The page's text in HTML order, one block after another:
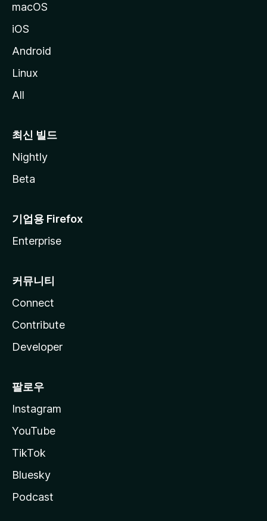
macOS
iOS
Android
Linux
All
최신 빌드
Nightly
Beta
기업용 Firefox
Enterprise
커뮤니티
Connect
Contribute
Developer
팔로우
Instagram
YouTube
TikTok
Bluesky
Podcast